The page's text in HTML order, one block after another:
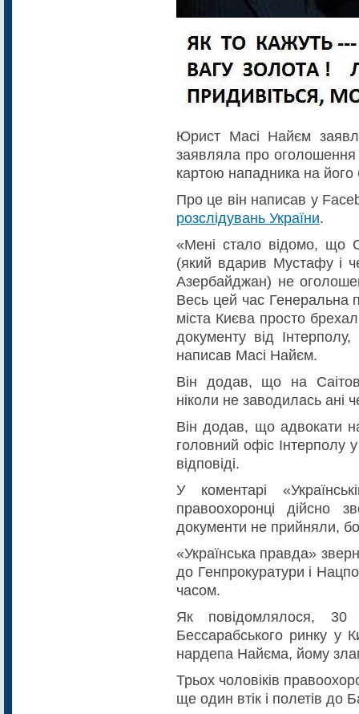
Юрист Масі Найєм
заявляла про
картою нападника на
Про це він написав у
розслідувань України.
«Мені стало відомо, що
(який вдарив Мустафу і
Азербайджан) не
Весь цей час Генеральна
міста Києва просто
документу від
написав Масі Найєм.
Він додав, що на
ніколи не заводилась ані
Він додав, що адвокати
головний офіс Інтерполу
відповіді.
У коментарі
правоохоронці дійсно
документи не прийняли,
«Українська правда»
до Генпрокуратури і
часом.
Як повідомлялося, 30
Бессарабського ринку у
нардепа Найєма, йому
Трьох чоловіків
ще один втік і полетів до